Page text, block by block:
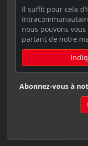
Il suffit pour cela
nous pouvons
partant de notre
Abonnez-vous à